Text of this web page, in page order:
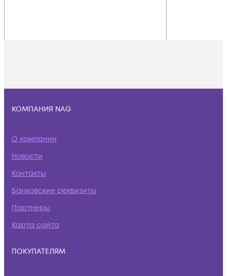
КОМПАНИЯ NAG
О компании
Новости
Контакты
Банковские реквизиты
Партнеры
Карта сайта
ПОКУПАТЕЛЯМ